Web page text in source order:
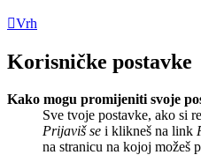
Vrh
Korisničke postavke
Kako mogu promijeniti svoje
Sve tvoje postavke, ako si
Prijaviš se i klikneš na link
na stranicu na kojoj možeš